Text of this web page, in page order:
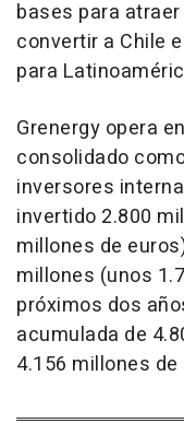
bases para
convertir a Chile
para
Grenergy opera
consolidado
inversores
invertido 2.800
millones de
millones (unos
próximos dos
acumulada de
4.156 millones de